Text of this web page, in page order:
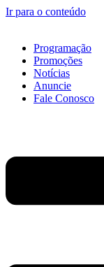
Ir para o conteúdo
Programação
Promoções
Notícias
Anuncie
Fale Conosco